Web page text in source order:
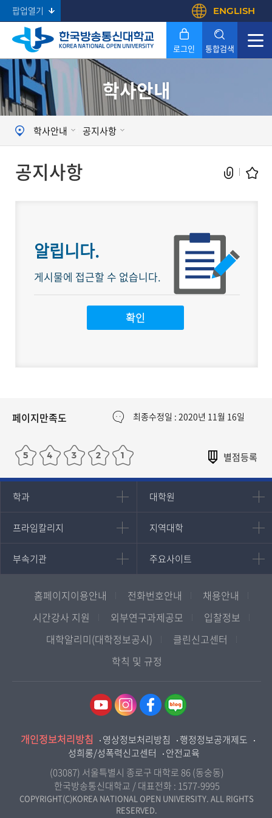
팝업열기 ENGLISH
로그인 통합검색
Search 학사안내
학사안내 공지사항
공지사항
알립니다.
게시물에 접근할 수 없습니다.
페이지만족도 최종수정일 : 2020년 11월 16일
학과
인문과학대학
국어국문학과
영어영문학과
사회과학대학
미디어영상학과
도시콘텐츠·관광학과
사회복지연계전공
사회복지학과
대학원
대학원
대학원
경영대학원
프라임칼리지
프라임칼리지
학사학위과정
평생교육과정
지역대학
지역대학
지역대학 포털
서울지역대학
대구경북지역대학
인천지역대학
광주전남지역대학
울산지역대학
강원지역대학
전북지역대학
경남지역대학
제주지역대학
부속기관
부속기관
중앙도서관
원격교육혁신연구원
통합인문학연구소
종합교육연수원
인권센터
교원양성지원센터
주요사이트
주요사이트
멘토링
진로심리상담
교육정보화본부
OpenVLab
홈페이지이용안내 전화번호안내
채용안내
시간강사 지원
외부연구과제공모
입찰정보
대학알리미(대학정보공시)
클린신고센터
학칙 및 규정
개인정보처리방침 영상정보처리방침
행정정보공개제도
성희롱/성폭력신고센터
안전교육
(03087) 서울특별시 종로구 대학로 86 (동숭동)
한국방송통신대학교 / 대표전화 : 1577-9995
COPYRIGHT(C)KOREA NATIONAL OPEN UNIVERSITY. ALL RIGHTS
RESERVED.